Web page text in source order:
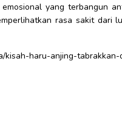
yang terbangun
rasa sakit dari
anjing-tabrakkan-